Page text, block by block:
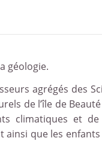
géologie.
agrégés des
de l’île de
climatiques et
que les